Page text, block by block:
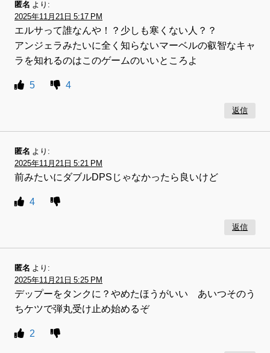
匿名 より:
2025年11月21日 5:17 PM
エルサって誰なんや！？少しも寒くない人？？
アンジェラみたいに全く知らないマーベルの叡智なキャ
ラを知れるのはこのゲームのいいところよ
5 4
返信
匿名 より:
2025年11月21日 5:21 PM
前みたいにダブルDPSじゃなかったら良いけど
4
返信
匿名 より:
2025年11月21日 5:25 PM
デップーをタンクに？やめたほうがいい あいつそのう
ちケツで弾丸受け止め始めるぞ
2